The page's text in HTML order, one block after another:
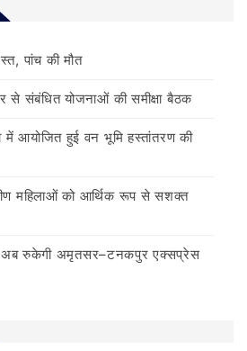
पांच की मौत
से संबंधित योजनाओं की समीक्षा बैठक
में आयोजित हुई वन भूमि हस्तांतरण की
महिलाओं को आर्थिक रूप से सशक्त
रुकेगी अमृतसर–टनकपुर एक्सप्रेस